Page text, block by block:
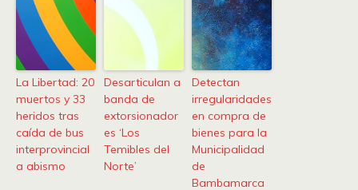
La Libertad: 20
muertos y 33
heridos tras
caída de bus
interprovincial
a abismo
Desarticulan a
banda de
extorsionador
es ‘Los
Temibles del
Norte’
Detectan
irregularidades
en compra de
bienes para la
Municipalidad
de
Bambamarca